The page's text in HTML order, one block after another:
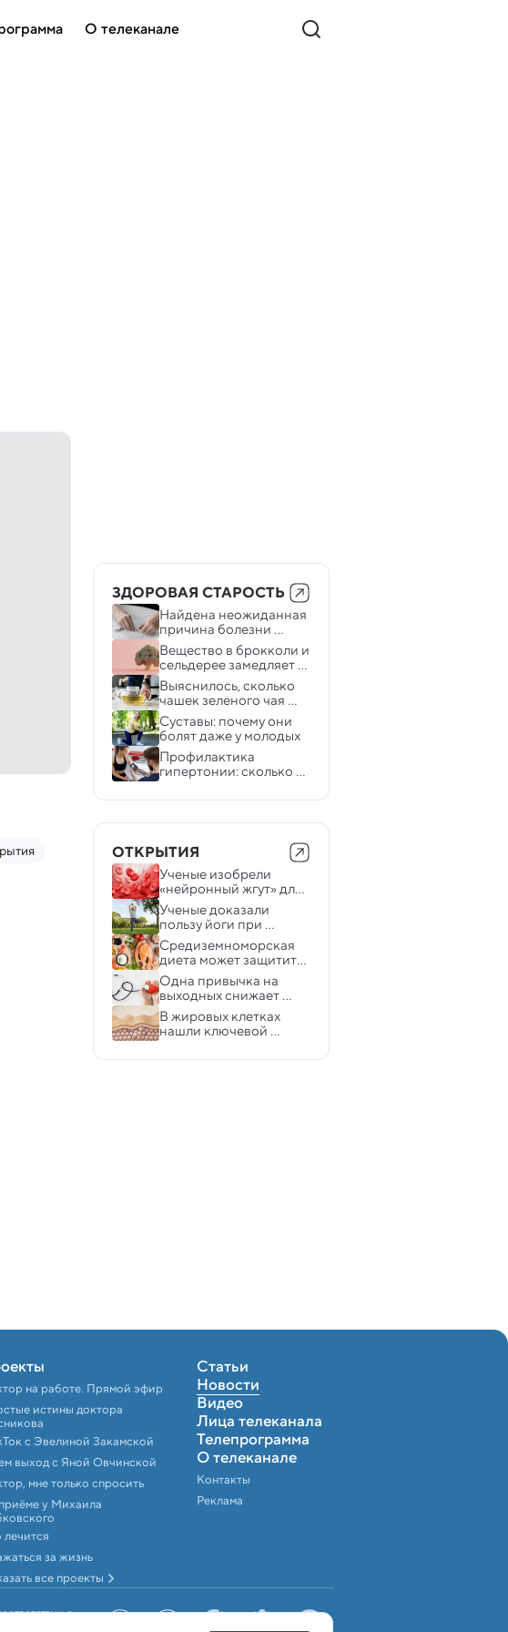
О телеканале
ЗДОРОВАЯ СТАРОСТЬ
Найдена неожиданная
причина болезни
Альцгеймера
Вещество в брокколи и
сельдерее замедляет
появление седины
Выяснилось, сколько
чашек зеленого чая
защищают мозг от
деменции
Суставы: почему они
болят даже у молодых
Профилактика
гипертонии: сколько
нужно двигаться,
чтобы не оказаться в
ОТКРЫТИЯ
Ученые изобрели
«нейронный жгут» для
остановки
кровотечений
Ученые доказали
пользу йоги при
артрите
Средиземноморская
диета может защитить
от заболевания печени
— открытие
Одна привычка на
выходных снижает
риск смерти от
болезней сердца на 33
% — исследование
В жировых клетках
нашли ключевой
организма от избытка
на работе. Прямой эфир
истины доктора
с Эвелиной Закамской
выход с Яной Овчинской
мне только спросить
у Михаила
за жизнь
все проекты
Статьи
Новости
Видео
Лица телеканала
Телепрограмма
О телеканале
Контакты
Реклама
с